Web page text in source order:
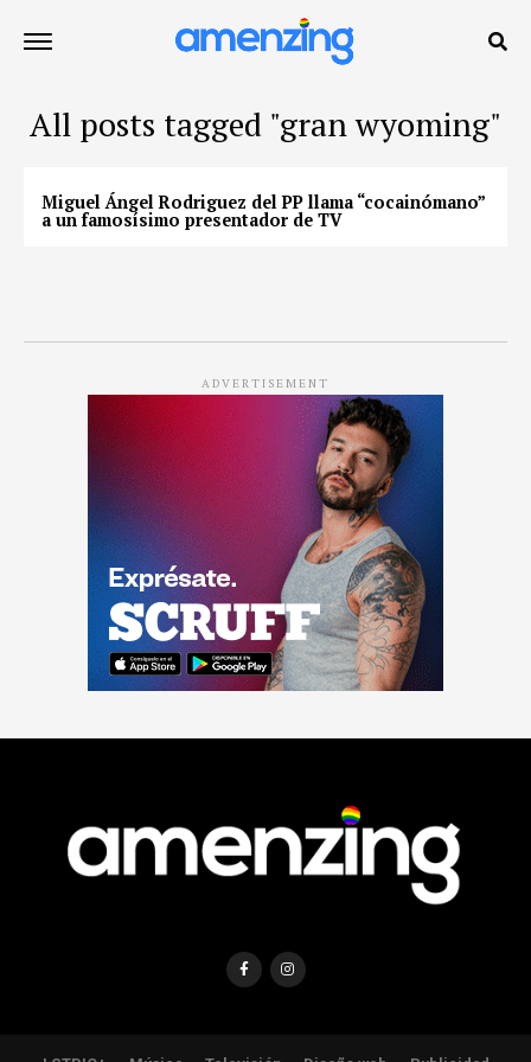
All posts tagged "gran wyoming"
Miguel Ángel Rodriguez del PP llama “cocainómano”
a un famosísimo presentador de TV
ADVERTISEMENT